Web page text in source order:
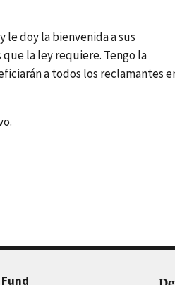
le doy la bienvenida a sus
la ley requiere. Tengo la
a todos los reclamantes